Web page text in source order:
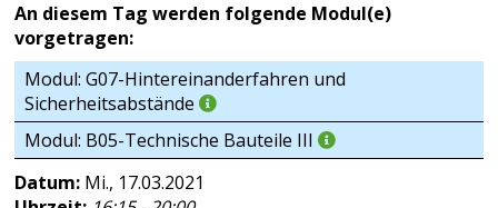
An diesem Tag werden folgende Modul(e)
vorgetragen:
Modul: G07-Hintereinanderfahren und
Sicherheitsabstände
Modul: B05-Technische Bauteile III
Datum: Mi., 17.03.2021